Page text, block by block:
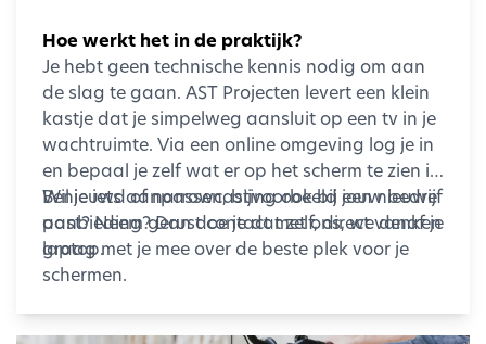
Hoe werkt het in de praktijk?
Je hebt geen technische kennis nodig om aan
de slag te gaan. AST Projecten levert een klein
kastje dat je simpelweg aansluit op een tv in je
wachtruimte. Via een online omgeving log je in
en bepaal je zelf wat er op het scherm te zien is.
Wil je iets aanpassen, bijvoorbeeld een nieuwe
aanbieding? Dan doe je dat zelf, direct vanaf je
laptop.
Benieuwd of narrowcasting ook bij jouw bedrijf
past? Neem gerust contact met ons, we denken
graag met je mee over de beste plek voor je
schermen.